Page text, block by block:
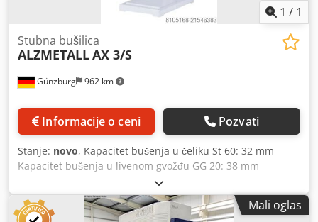
1 / 1
Günzburg 962 km
Stubna bušilica
ALZMETALLAX 3/S
Informacije o ceni Pozvati
Stanje: novo, Kapacitet bušenja u čeliku St 60: 32 mm
Kapacitet bušenja u livenom gvožđu GG 20: 38 mm
Kapacitet bušenja u St 60: 40 mm Narezivanje navoja u St
60: M 24 Narezivanje navoja u GG 20: M 30 Kratko vreteno:
MK 3 Vreteno hod: 120 mm Previs: 293 mm Prečnik stuba:
Mali oglas